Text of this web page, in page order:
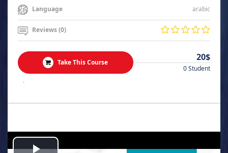
Language arabic
Reviews (0)
Take This Course 20$
0 Student
.